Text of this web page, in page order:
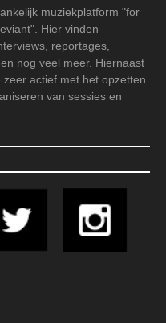
muziekplatform "for
Hier vinden
reportages,
nog veel meer. Hiernaast
actief met het opzetten
van sessies en